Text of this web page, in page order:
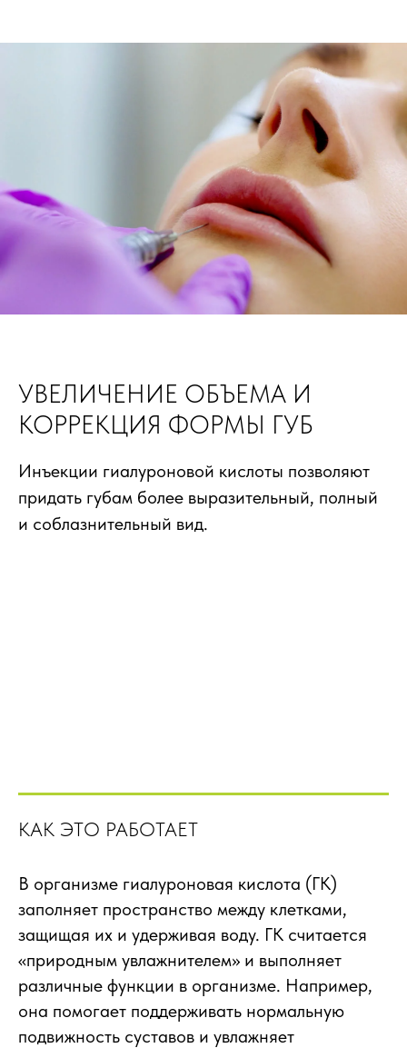
УВЕЛИЧЕНИЕ ОБЪЕМА И
КОРРЕКЦИЯ ФОРМЫ ГУБ
Инъекции гиалуроновой кислоты позволяют
придать губам более выразительный, полный
и соблазнительный вид.
КАК ЭТО РАБОТАЕТ
В организме гиалуроновая кислота (ГК)
заполняет пространство между клетками,
защищая их и удерживая воду. ГК считается
«природным увлажнителем» и выполняет
различные функции в организме. Например,
она помогает поддерживать нормальную
подвижность суставов и увлажняет